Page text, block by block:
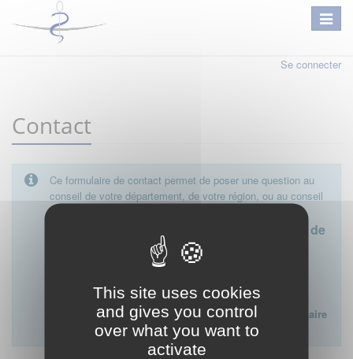
This site uses cookies
and gives you control
over what you want to
activate
Se connecter
Contact
Ce formulaire de contact permet de poser une question au
conseil de votre département, de votre région, ou au conseil
national.
Le conseil départemental est l'interlocuteur de
proximité à privilégier.
plainte ou formuler des doléances à l'égard d'un médecin
Lien vers la FAQ du CNOM sur la procédure disciplinaire
FAQ procédure disciplinaire